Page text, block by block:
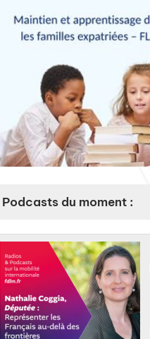
Podcasts du moment :